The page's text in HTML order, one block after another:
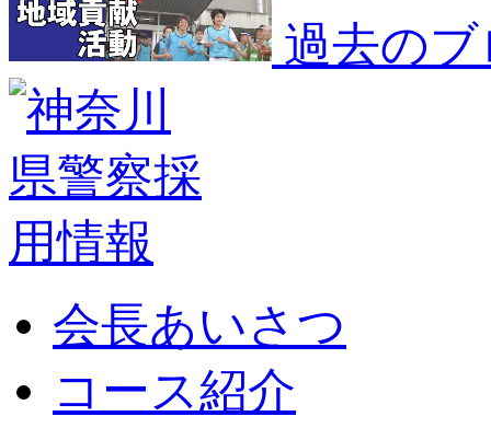
過去の
会長あいさつ
コース紹介